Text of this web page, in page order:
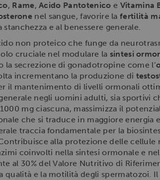
, Rame,Acido Pantotenico e Vitamina
nel sangue, favorire lafertilità
e al benessere generale.
non proteico che funge da
cruciale nel modulare la sintesi
secrezione di gonadotropine come l’
incrementano la produzione di
il mantenimento di livelli ormonali
negli uomini adulti, sia sportivi
mg ciascuna, massimizza il
che si traduce in maggiore energia
traccia fondamentale per la
alla protezione delle cellule
coinvolti nella sintesi ormonale e
al 30% del Valore Nutritivo di
qualità e la motilità degli spermatozoi.